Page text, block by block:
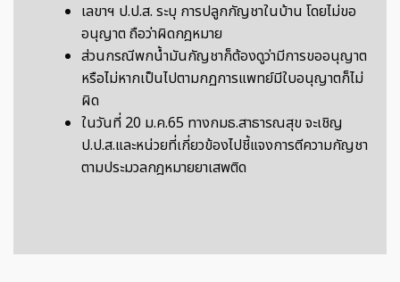
เลขาฯ ป.ป.ส. ระบุ การปลูกกัญชาในบ้าน โดยไม่ขอ
อนุญาต ถือว่าผิดกฎหมาย
ส่วนกรณีพกน้ำมันกัญชาก็ต้องดูว่ามีการขออนุญาต
หรือไม่หากเป็นไปตามกฏการแพทย์มีใบอนุญาตก็ไม่
ผิด
ในวันที่ 20 ม.ค.65 ทางกมธ.สาธารณสุข จะเชิญ
ป.ป.ส.และหน่วยที่เกี่ยวข้องไปชี้แจงการตีความกัญชา
ตามประมวลกฎหมายยาเสพติด